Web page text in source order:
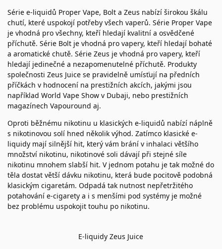
Série e-liquidů Proper Vape, Bolt a Zeus nabízí širokou škálu
chutí, které uspokojí potřeby všech vaperů. Série Proper Vape
je vhodná pro všechny, kteří hledají kvalitní a osvědčené
příchutě. Série Bolt je vhodná pro vapery, kteří hledají bohaté
a aromatické chutě. Série Zeus je vhodná pro vapery, kteří
hledají jedinečné a nezapomenutelné příchutě. Produkty
společnosti Zeus Juice se pravidelně umísťují na předních
příčkách v hodnocení na prestižních akcích, jakými jsou
například World Vape Show v Dubaji, nebo prestižních
magazínech Vapouround aj.
Oproti běžnému nikotinu u klasických e-liquidů nabízí náplně
s nikotinovou solí hned několik výhod. Zatímco klasické e-
liquidy mají silnější hit, který vám brání v inhalaci většího
množství nikotinu, nikotinové soli dávají při stejné síle
nikotinu mnohem slabší hit. V jednom potahu je tak možné do
těla dostat větší dávku nikotinu, která bude pocitově podobná
klasickým cigaretám. Odpadá tak nutnost nepřetržitého
potahování e-cigarety a i s menšími pod systémy je možné
bez problému uspokojit touhu po nikotinu.
E-liquidy Zeus Juice